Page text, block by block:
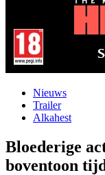
Nieuws
Trailer
Alkahest
Bloederige
boventoon